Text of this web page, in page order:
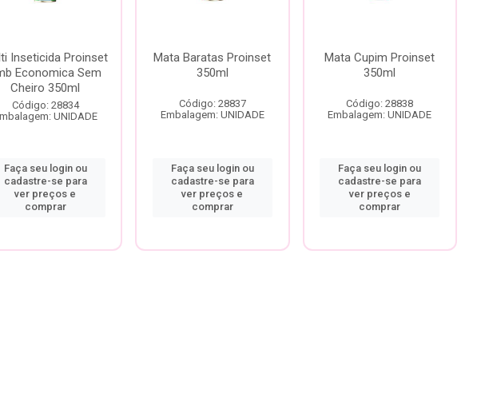
Inseticida Proinset
Economica Sem
Cheiro 350ml
Código: 28834
UNIDADE
Faça seu login ou
cadastre-se para
ver preços e
comprar
Mata Baratas Proinset
350ml
Código: 28837
Embalagem: UNIDADE
Faça seu login ou
cadastre-se para
ver preços e
comprar
Mata Cupim Proinset
350ml
Código: 28838
Embalagem: UNIDADE
Faça seu login ou
cadastre-se para
ver preços e
comprar